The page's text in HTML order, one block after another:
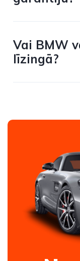
Vai BMW
līzingā?